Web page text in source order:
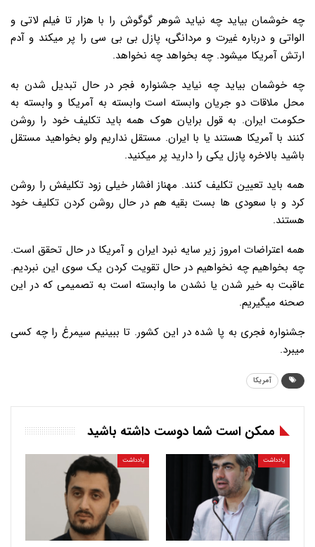
چه خوشمان بیاید چه نیاید شوهر گوگوش را با هزار تا فیلم لاتی و
الواتی و درباره غیرت و مردانگی، پازل بی بی سی را پر میکند و آدم
ارتش آمریکا میشود. چه بخواهد چه نخواهد.
چه خوشمان بیاید چه نیاید جشنواره فجر در حال تبدیل شدن به
محل ملاقات دو جریان وابسته است وابسته به آمریکا و وابسته به
حکومت ایران. به قول برایان هوک همه باید تکلیف خود را روشن
کنند با آمریکا هستند یا با ایران. مستقل نداریم ولو بخواهید مستقل
باشید بالاخره پازل یکی را دارید پر میکنید.
همه باید تعیین تکلیف کنند. مهناز افشار خیلی زود تکلیفش را روشن
کرد و با سعودی ها بست بقیه هم در حال روشن کردن تکلیف خود
هستند.
همه اعتراضات امروز زیر سایه نبرد ایران و آمریکا در حال تحقق است.
چه بخواهیم چه نخواهیم در حال تقویت کردن یک سوی این نبردیم.
عاقبت به خیر شدن یا نشدن ما وابسته است به تصمیمی که در این
صحنه میگیریم.
جشنواره فجری به پا شده در این کشور. تا ببینیم سیمرغ را چه کسی
میبرد.
آمریکا
ممکن است شما دوست داشته باشید
یادداشت یادداشت